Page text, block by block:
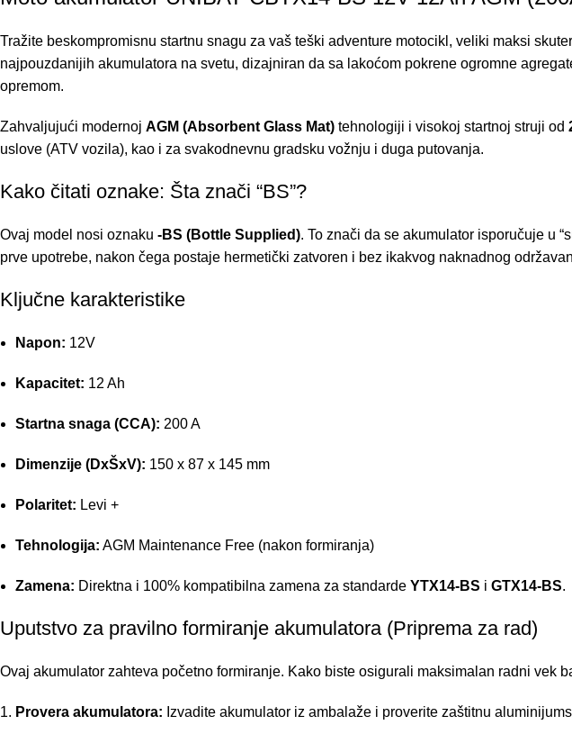
Tražite beskompromisnu startnu snagu za vaš teški adventure motocikl, veliki maksi
najpouzdanijih akumulatora na svetu, dizajniran da sa lakoćom pokrene ogromne
opremom.
Zahvaljujući modernoj AGM (Absorbent Glass Mat) tehnologiji i visokoj startnoj struji od
uslove (ATV vozila), kao i za svakodnevnu gradsku vožnju i duga putovanja.
Kako čitati oznake: Šta znači “BS”?
Ovaj model nosi oznaku -BS (Bottle Supplied). To znači da se akumulator isporučuje u
prve upotrebe, nakon čega postaje hermetički zatvoren i bez ikakvog naknadnog
Ključne karakteristike
Napon: 12V
Kapacitet: 12 Ah
Startna snaga (CCA): 200 A
Dimenzije (DxŠxV): 150 x 87 x 145 mm
Polaritet: Levi +
Tehnologija: AGM Maintenance Free (nakon formiranja)
Zamena: Direktna i 100% kompatibilna zamena za standarde YTX14-BS i GTX14-BS.
Uputstvo za pravilno formiranje akumulatora (Priprema za rad)
Ovaj akumulator zahteva početno formiranje. Kako biste osigurali maksimalan radni vek
Provera akumulatora: Izvadite akumulator iz ambalaže i proverite zaštitnu